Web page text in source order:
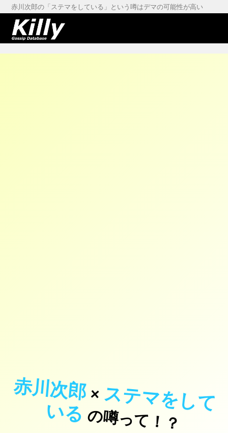
赤川次郎の「ステマをしている」という噂はデマの可能性が高い
赤川次郎× ス
テ
マ
を
し
て
い
る の噂って！？